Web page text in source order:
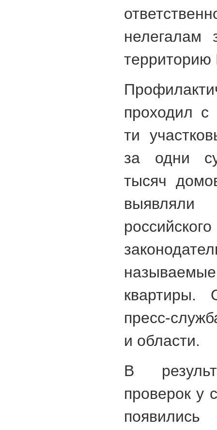
нелегалам
проходил с
ти
за одни
тысяч
квартиры.
пресс-
и области.
В
проверок у